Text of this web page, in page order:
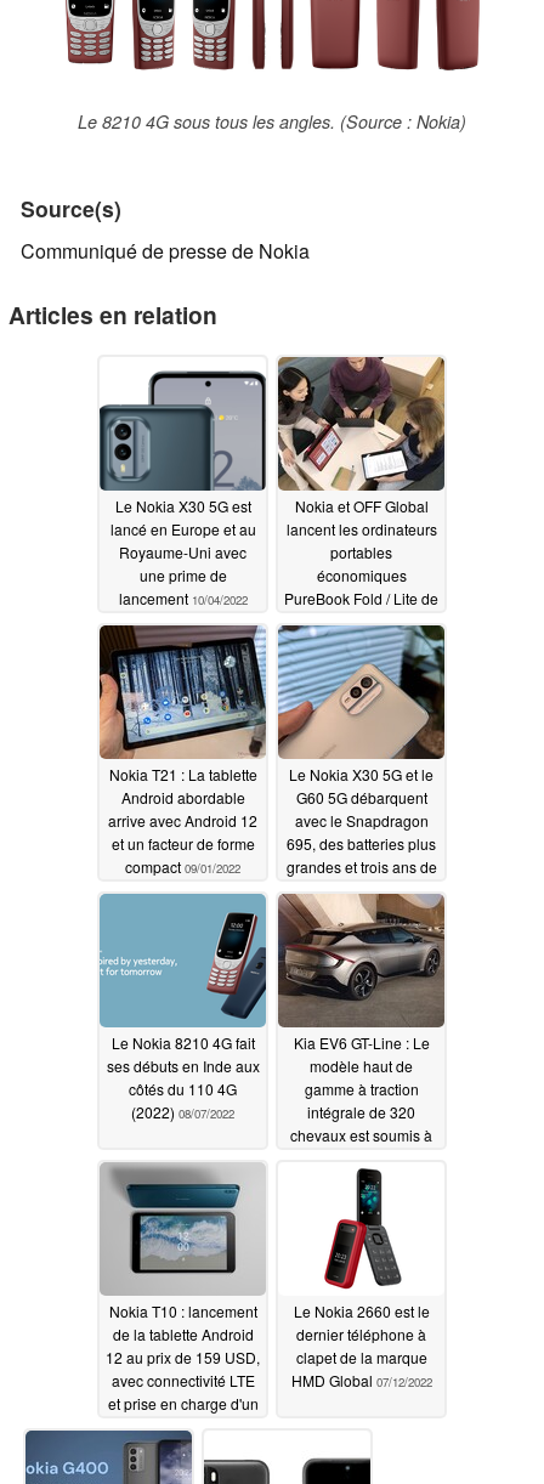
Le 8210 4G sous tous les angles. (Source : Nokia)
Source(s)
Communiqué de presse de Nokia
Articles en relation
Le Nokia X30 5G est
lancé en Europe et au
Royaume-Uni avec
une prime de
lancement 10/04/2022
Nokia et OFF Global
lancent les ordinateurs
portables
économiques
PureBook Fold / Lite de
14,1 pouces avec
processeurs Intel
Jesper Lake09/05/2022
Nokia T21 : La tablette
Android abordable
arrive avec Android 12
et un facteur de forme
compact 09/01/2022
Le Nokia X30 5G et le
G60 5G débarquent
avec le Snapdragon
695, des batteries plus
grandes et trois ans de
mises à jour du
système d'exploitation
09/01/2022
Le Nokia 8210 4G fait
ses débuts en Inde aux
côtés du 110 4G
(2022) 08/07/2022
Kia EV6 GT-Line : Le
modèle haut de
gamme à traction
intégrale de 320
chevaux est soumis à
conditions réelles sur
autoroute07/14/2022
Nokia T10 : lancement
de la tablette Android
12 au prix de 159 USD,
avec connectivité LTE
et prise en charge d'un
second écran
lorsqu'elle est associée
à un PC Windows
Le Nokia 2660 est le
dernier téléphone à
clapet de la marque
HMD Global 07/12/2022